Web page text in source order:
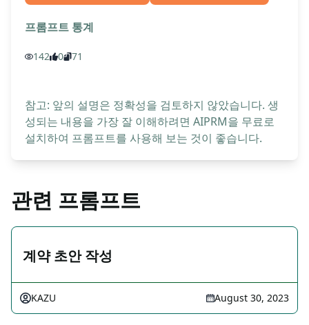
프롬프트 통계
142 0 71
참고: 앞의 설명은 정확성을 검토하지 않았습니다. 생
성되는 내용을 가장 잘 이해하려면 AIPRM을 무료로
설치하여 프롬프트를 사용해 보는 것이 좋습니다.
관련 프롬프트
계약 초안 작성
KAZU August 30, 2023